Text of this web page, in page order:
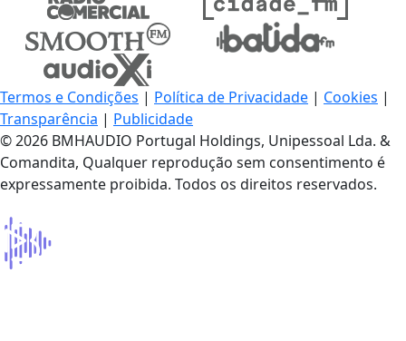
Termos e Condições | Política de Privacidade | Cookies |
Transparência | Publicidade
© 2026 BMHAUDIO Portugal Holdings, Unipessoal Lda. &
Comandita, Qualquer reprodução sem consentimento é
expressamente proibida. Todos os direitos reservados.